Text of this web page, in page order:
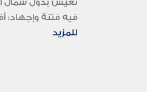
فيه فتنة وإجهاد:
للمزيد